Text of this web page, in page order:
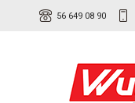
56 649 08 90